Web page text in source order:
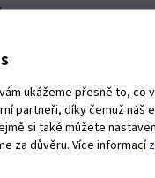
ukážeme přesně to, co
partneři, díky čemuž náš
si také můžete
za důvěru. Více informací
prodej